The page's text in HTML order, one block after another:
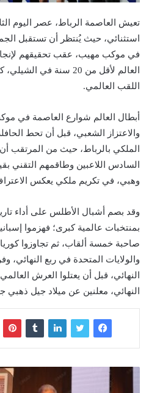
تعيش العاصمة الرباط، عصر اليوم
استثنائي، حيث يُنتظر أن تستقبل
في موكب مهيب، عقب تحقيقهم
العالم لأقل من 20 سنة
اللقب العالمي.
أبطال العالم شوارع العاصمة في
والاعتزاز الشعبي، قبل أن تحط
الملكي بالرباط، حيث من المرتقب
السادس اللاعبين وطاقمهم التقني
وهبي، في تكريم ملكي يعكس
وقد بصم أشبال الأطلس على أداء
صاحبة خمسة ألقاب، ثم تجاوزوا
النهائي، قبل أن يعتلوا العرش
النهائي، معلنين عن ميلاد جيل ذهبي